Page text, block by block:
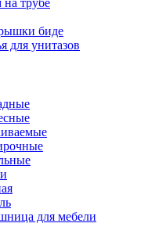
на трубе
биде
для унитазов
для мебели